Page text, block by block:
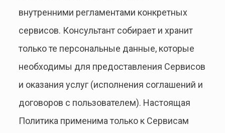
внутренними регламентами конкретных
сервисов. Консультант собирает и хранит
только те персональные данные, которые
необходимы для предоставления Сервисов
и оказания услуг (исполнения соглашений и
договоров с пользователем). Настоящая
Политика применима только к Сервисам